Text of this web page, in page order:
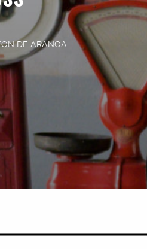
DE ARANOA